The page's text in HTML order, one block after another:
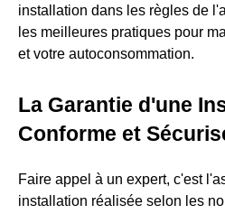
installation dans les règles de
les meilleures pratiques pour
et votre autoconsommation.
La Garantie d'une
Conforme et
Faire appel à un expert, c'est
installation réalisée selon les